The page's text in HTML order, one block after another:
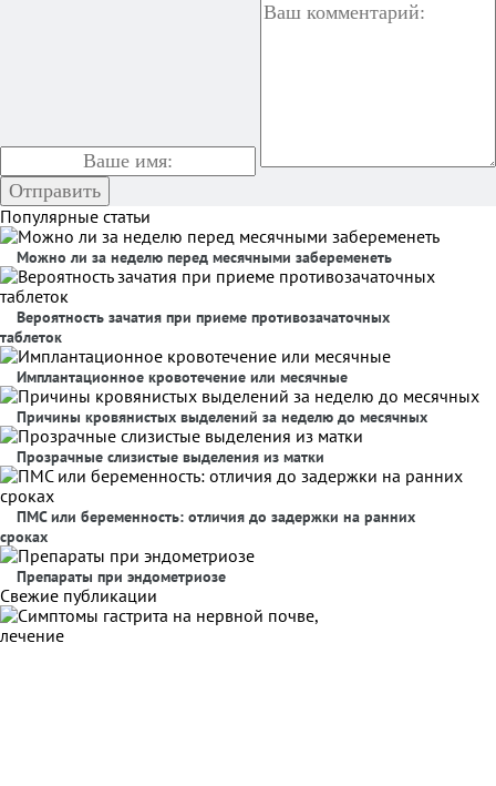
Популярные статьи
Можно ли за неделю перед месячными забеременеть
Вероятность зачатия при приеме противозачаточных
таблеток
Имплантационное кровотечение или месячные
Причины кровянистых выделений за неделю до месячных
Прозрачные слизистые выделения из матки
ПМС или беременность: отличия до задержки на ранних
сроках
Препараты при эндометриозе
Свежие публикации